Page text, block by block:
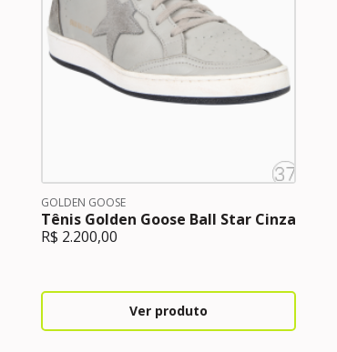
GOLDEN GOOSE
Tênis Golden Goose Ball Star Cinza
R$ 2.200,00
Ver produto